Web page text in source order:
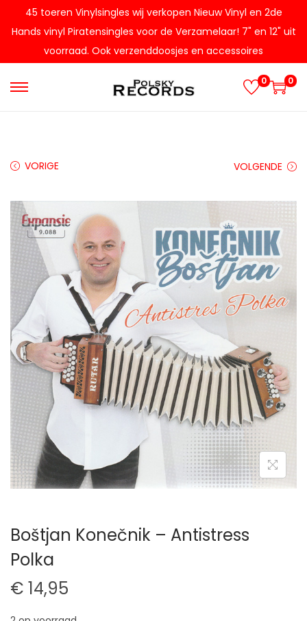
45 toeren Vinylsingles wij verkopen Nieuw Vinyl en 2de
Hands vinyl Piratensingles voor de Verzamelaar! 7" en 12" uit
voorraad. Ook verzenddoosjes en accessoires
G
a
i
g
a
t
i
e
G
e
n
h
o
u
d
0 0
VORIGE VOLGENDE
Boštjan Konečnik – Antistress
Polka
€ 14,95